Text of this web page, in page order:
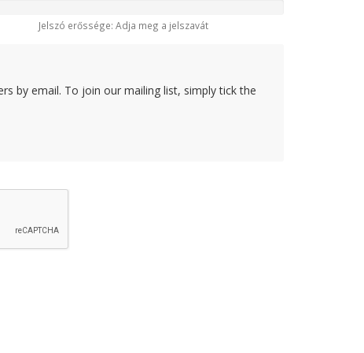
Jelszó erőssége: Adja meg a jelszavát
by email. To join our mailing list, simply tick the